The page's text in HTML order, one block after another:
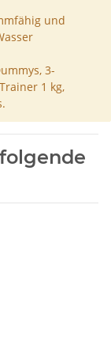
und
3-
1 kg,